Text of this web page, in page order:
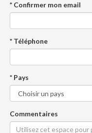
* Confirmer mon email
* Téléphone
* Pays
Commentaires